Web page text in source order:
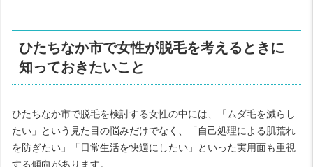
ひたちなか市で女性が脱毛を考えるときに
知っておきたいこと
ひたちなか市で脱毛を検討する女性の中には、「ムダ毛を減らし
たい」という見た目の悩みだけでなく、「自己処理による肌荒れ
を防ぎたい」「日常生活を快適にしたい」といった実用面も重視
する傾向があります。